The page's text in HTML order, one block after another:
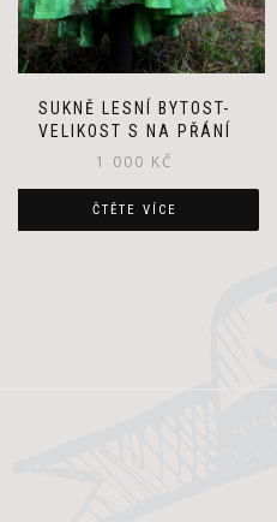
SUKNĚ LESNÍ BYTOST-
VELIKOST S NA PŘÁNÍ
1 000 KČ
ČTĚTE VÍCE